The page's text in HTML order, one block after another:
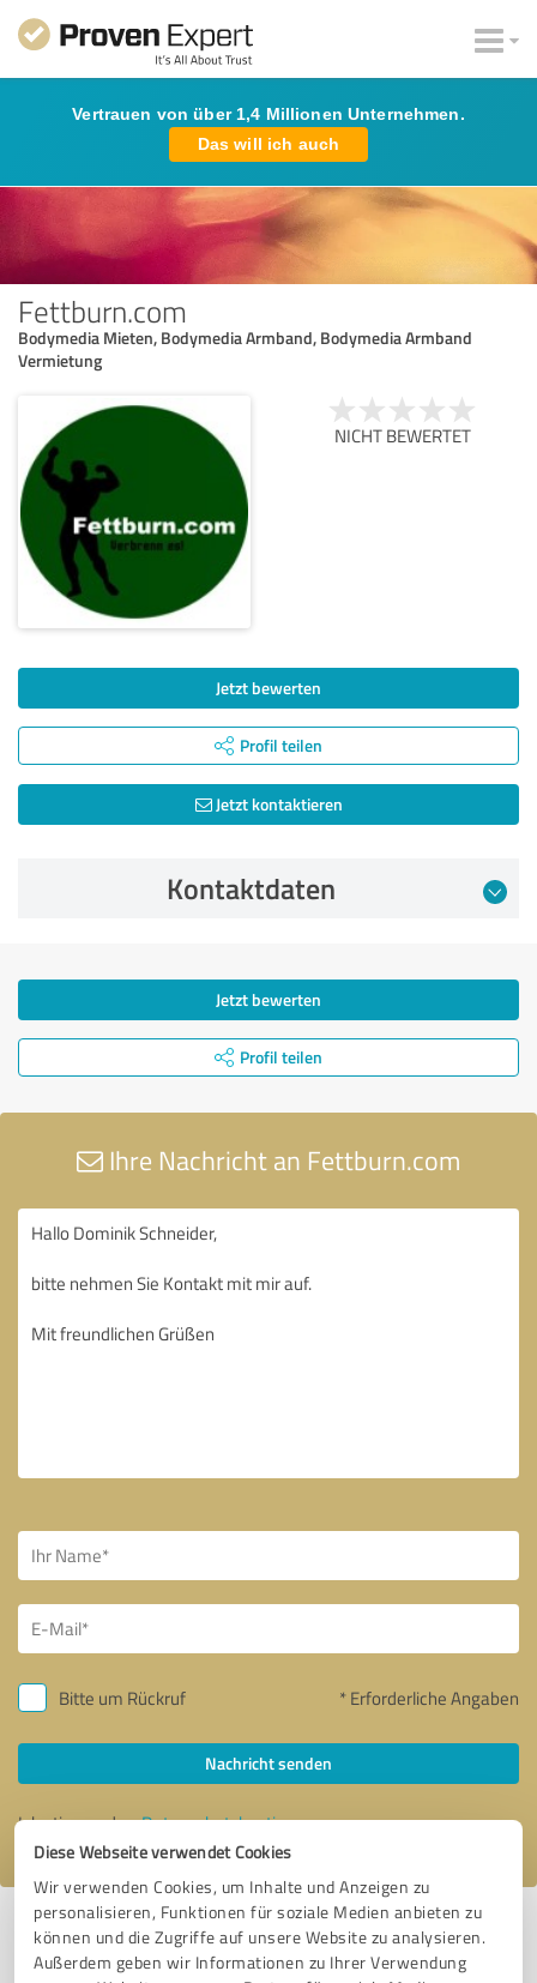
Diese Webseite verwendet Cookies
Wir verwenden Cookies, um Inhalte und Anzeigen zu
personalisieren, Funktionen für soziale Medien anbieten zu
können und die Zugriffe auf unsere Website zu analysieren.
Außerdem geben wir Informationen zu Ihrer Verwendung
Vertrauen von über 1,4 Millionen Unternehmen.
Das will ich auch
Fettburn.com
Bodymedia Mieten, Bodymedia Armband, Bodymedia Armband
Vermietung
NICHT BEWERTET
Jetzt bewerten
Profil teilen
Jetzt kontaktieren
Kontaktdaten
Jetzt bewerten
Profil teilen
Ihre Nachricht an Fettburn.com
Bitte um Rückruf * Erforderliche Angaben
Nachricht senden
Ich stimme denDatenschutzbestimmungenzu.
Profil aktiv seit 30.09.2015 | Letzte Aktualisierung: 01.07.2019
melden